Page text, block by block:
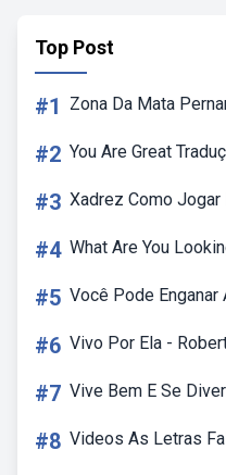
Top Post
#1 Zona Da Mata
#2 You Are Great
#3 Xadrez Como Jogar
#4 What Are You
#5 Você Pode
#6 Vivo Por Ela -
#7 Vive Bem E Se
#8 Videos As Letras